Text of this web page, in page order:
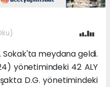
Sokak'ta meydana geldi.
yönetimindeki 42 ALY
D.G. yönetimindeki